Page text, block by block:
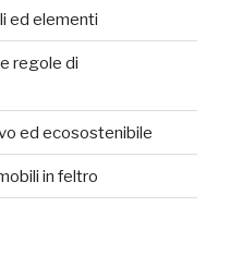
ed elementi
regole di
ed ecosostenibile
in feltro